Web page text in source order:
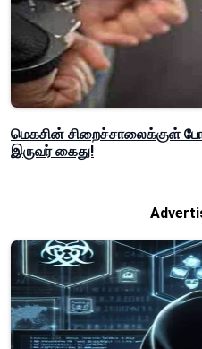
மெகசின் சிறைச்சாலைக்குள்
இருவர் கைது!